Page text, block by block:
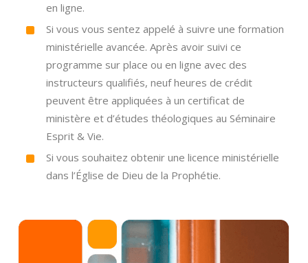
en ligne.
Si vous vous sentez appelé à suivre une formation
ministérielle avancée. Après avoir suivi ce
programme sur place ou en ligne avec des
instructeurs qualifiés, neuf heures de crédit
peuvent être appliquées à un certificat de
ministère et d’études théologiques au Séminaire
Esprit & Vie.
Si vous souhaitez obtenir une licence ministérielle
dans l’Église de Dieu de la Prophétie.